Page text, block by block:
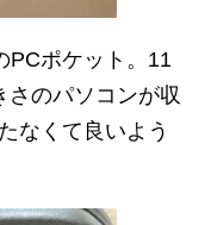
PCポケット。11
さのパソコンが収
なくて良いよう